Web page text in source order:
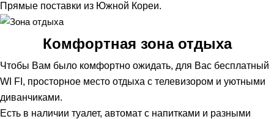
Прямые поставки из Южной Кореи.
Комфортная зона отдыха
Чтобы Вам было комфортно ожидать, для Вас бесплатный
WI FI, просторное место отдыха с телевизором и уютными
диванчиками.
Есть в наличии туалет, автомат с напитками и разными